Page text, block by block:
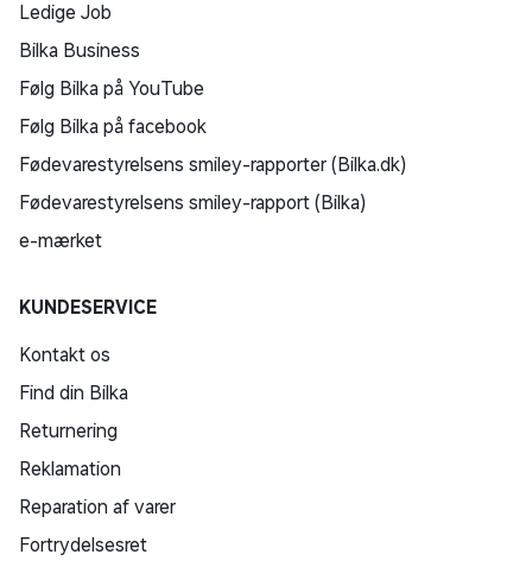
Ledige Job
Bilka Business
Følg Bilka på YouTube
Følg Bilka på facebook
Fødevarestyrelsens smiley-rapporter (Bilka.dk)
Fødevarestyrelsens smiley-rapport (Bilka)
e-mærket
KUNDESERVICE
Kontakt os
Find din Bilka
Returnering
Reklamation
Reparation af varer
Fortrydelsesret